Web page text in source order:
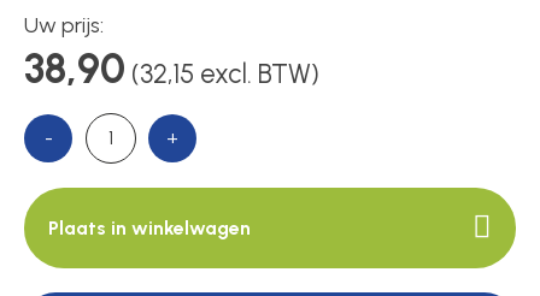
Uw prijs:
38,90 (32,15 excl. BTW)
- +
Plaats in winkelwagen